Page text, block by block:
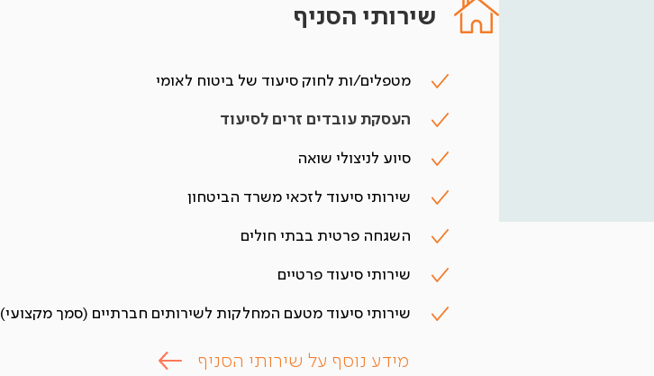
שירותי הסניף
מטפלים/ות לחוק סיעוד של ביטוח לאומי
העסקת עובדים זרים לסיעוד
סיוע לניצולי שואה
שירותי סיעוד לזכאי משרד הביטחון
השגחה פרטית בבתי חולים
שירותי סיעוד פרטיים
שירותי סיעוד מטעם המחלקות לשירותים חברתיים (סמך מקצועי)
מידע נוסף על שירותי הסניף